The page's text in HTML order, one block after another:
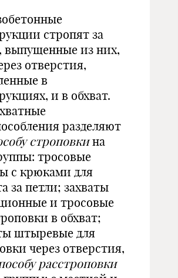
стропят за
выпущенные из них,
отверстия,
в
и в обхват.
разделяют
строповкина
тросовые
с крюками для
за петли; захваты
и тросовые
в обхват;
штыревые для
через отверстия,
расстроповки